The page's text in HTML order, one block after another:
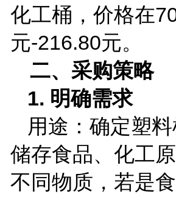
化工桶，价格在
元-216.80元。
二、采购策略
1. 明确需求
用途：确定塑
储存食品、化工
不同物质，若是